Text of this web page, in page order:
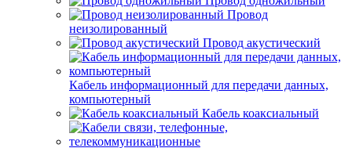
Провод
неизолированный
Провод акустический
Кабель информационный для передачи данных,
компьютерный
Кабель коаксиальный